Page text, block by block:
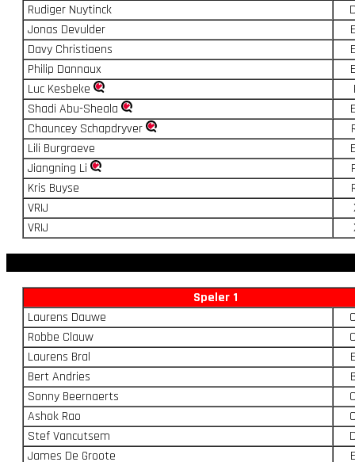
Rudiger Nuytinck
Jonas Devulder
Davy Christiaens
Philip Dannaux
Luc Kesbeke
Shadi Abu-Sheala
Chauncey Schapdryver
Lili Burgraeve
Jiangning Li
Kris Buyse
VRIJ
VRIJ
Speler 1
Laurens Dauwe
Robbe Clauw
Laurens Bral
Bert Andries
Sonny Beernaerts
Ashok Rao
Stef Vancutsem
James De Groote